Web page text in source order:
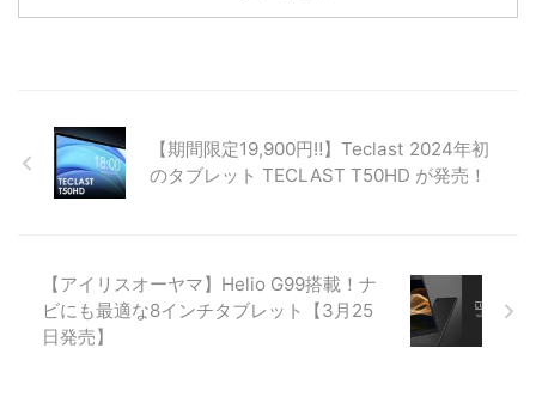
クセサリ、コストコで購入する際
の注意点まで詳しく解説します。【期間限定19,900円‼】Teclast 2024年初
のタブレット TECLAST T50HD が発売！
【アイリスオーヤマ】Helio G99搭載！ナ
ビにも最適な8インチタブレット【3月25
日発売】